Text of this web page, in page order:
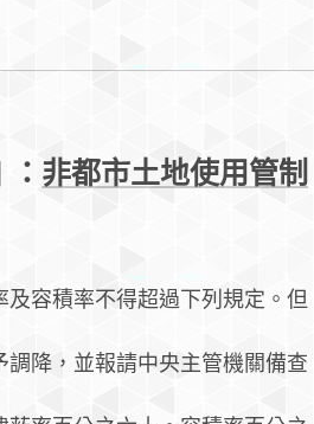
非都市土地使用管制
及容積率不得超過下列規定。但
降，並報請中央主管機關備查